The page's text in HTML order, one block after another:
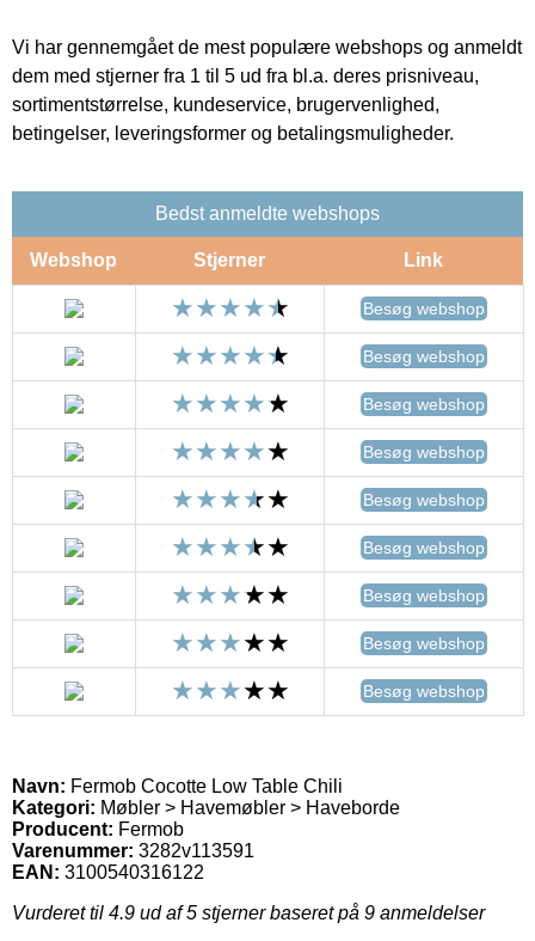
Vi har gennemgået de mest populære webshops og anmeldt
dem med stjerner fra 1 til 5 ud fra bl.a. deres prisniveau,
sortimentstørrelse, kundeservice, brugervenlighed,
betingelser, leveringsformer og betalingsmuligheder.
Bedst anmeldte webshops
Webshop Stjerner Link
Besøg webshop
Besøg webshop
Besøg webshop
Besøg webshop
Besøg webshop
Besøg webshop
Besøg webshop
Besøg webshop
Besøg webshop
Navn: Fermob Cocotte Low Table Chili
Kategori: Møbler > Havemøbler > Haveborde
Producent: Fermob
Varenummer: 3282v113591
EAN: 3100540316122
Vurderet til 4.9 ud af 5 stjerner baseret på 9 anmeldelser